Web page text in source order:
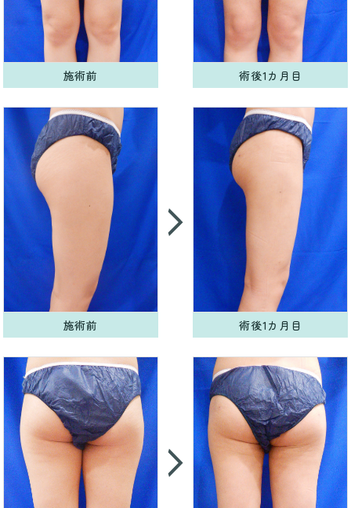
施術前 術後1カ月目
施術前 術後1カ月目